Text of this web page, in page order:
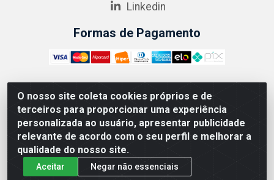
O nosso site coleta cookies próprios e de
terceiros para proporcionar uma experiência
personalizada ao usuário, apresentar publicidade
relevante de acordo com o seu perfil e melhorar a
qualidade do nosso site.
Aceitar Negar não essenciais
Linkedin
Formas de Pagamento
ABRASEG COMÉRCIO ATACADISTA LTDA - CNPJ:
10.894.768/0001-00 - Avenida Lobo Júnior, 1045 -
Penha Circular - Rio de Janeiro - RJ - CEP 21020-124